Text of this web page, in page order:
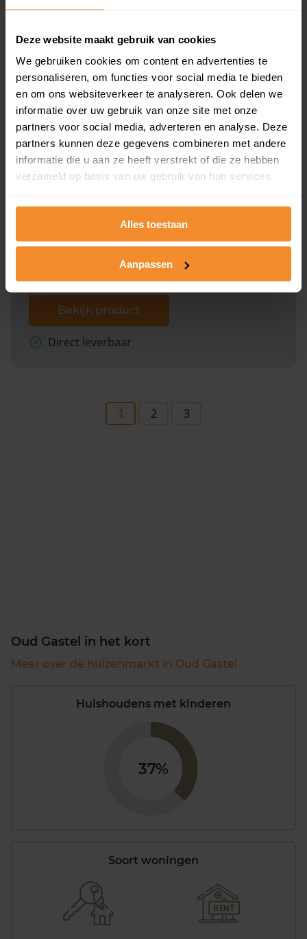
Deze website maakt gebruik van cookies
We gebruiken cookies om content en advertenties te
personaliseren, om functies voor social media te bieden
en om ons websiteverkeer te analyseren. Ook delen we
informatie over uw gebruik van onze site met onze
partners voor social media, adverteren en analyse. Deze
partners kunnen deze gegevens combineren met andere
informatie die u aan ze heeft verstrekt of die ze hebben
verzameld op basis van uw gebruik van hun services.
Alles toestaan
Aanpassen
Bekijk product
Direct leverbaar
Kadastrale kaart pakket
omliggende percelen met de kadastrale erfgrenzen,
dit inclusief de luchtfoto!
Bekijk product
Direct leverbaar
1 2 3
Oud Gastel in het kort
Meer over de huizenmarkt in Oud Gastel
Huishoudens met kinderen
37%
Soort woningen